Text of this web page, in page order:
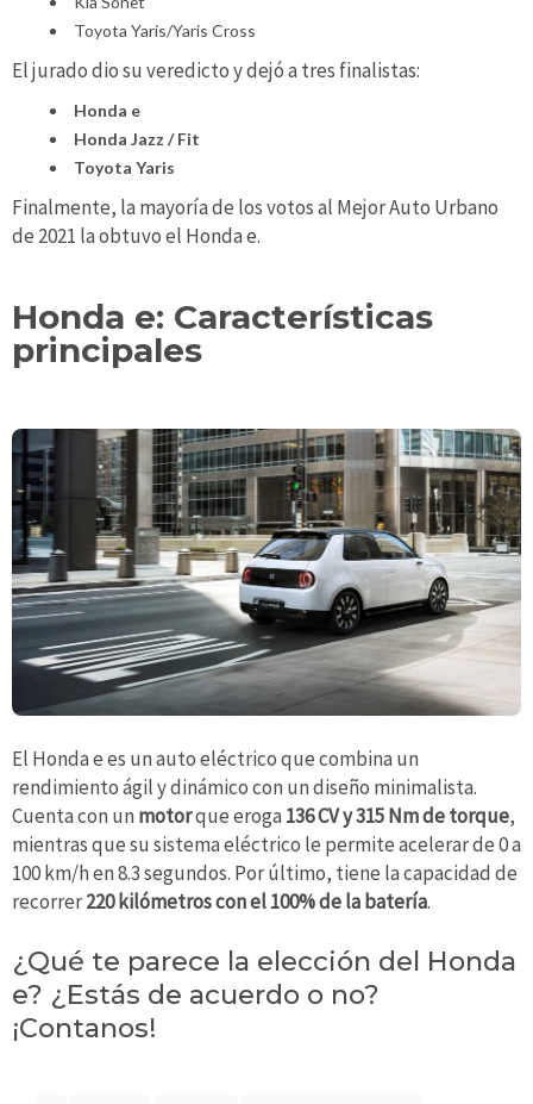
Toyota Yaris/Yaris Cross
El jurado dio su veredicto y dejó a tres finalistas:
Honda e
Honda Jazz / Fit
Toyota Yaris
Finalmente, la mayoría de los votos al Mejor Auto Urbano
de 2021 la obtuvo el Honda e.
Honda e: Características
principales
El Honda e es un auto eléctrico que combina un
rendimiento ágil y dinámico con un diseño minimalista.
Cuenta con un motorque eroga 136 CV y 315 Nm de torque,
mientras que su sistema eléctrico le permite acelerar de 0 a
100 km/h en 8.3 segundos. Por último, tiene la capacidad de
recorrer220 kilómetros con el 100% de la batería.
¿Qué te parece la elección del Honda
e? ¿Estás de acuerdo o no?
¡Contanos!